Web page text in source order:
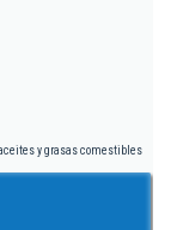
y grasas comestibles